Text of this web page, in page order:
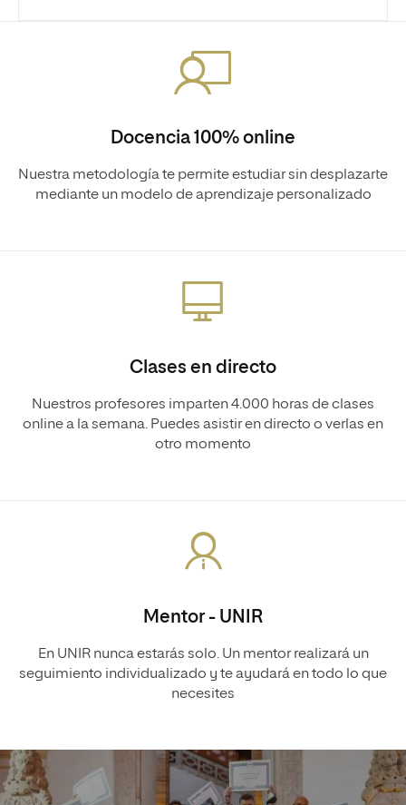
Docencia 100% online
Nuestra metodología te permite estudiar sin desplazarte
mediante un modelo de aprendizaje personalizado
Clases en directo
Nuestros profesores imparten 4.000 horas de clases
online a la semana. Puedes asistir en directo o verlas en
otro momento
Mentor - UNIR
En UNIR nunca estarás solo. Un mentor realizará un
seguimiento individualizado y te ayudará en todo lo que
necesites